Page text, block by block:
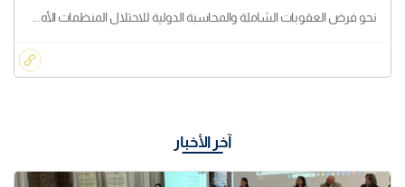
نحو فرض العقوبات الشاملة والمحاسبة الدولية للاحتلال المنظمات الأه...
آخر الأخبار